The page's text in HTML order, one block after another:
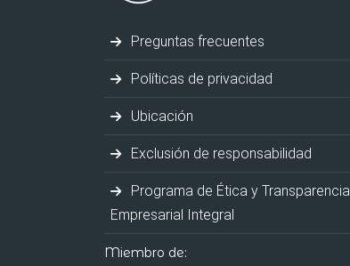
Preguntas frecuentes
Políticas de privacidad
Ubicación
Exclusión de responsabilidad
Programa de Ética y Transparencia
Empresarial Integral
Miembro de: